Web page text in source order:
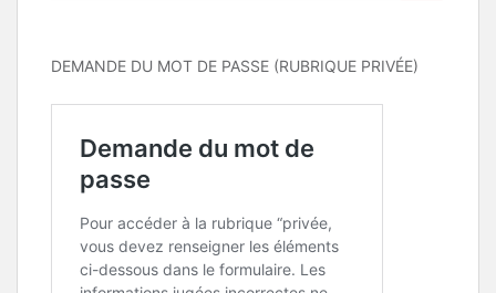
DEMANDE DU MOT DE PASSE (RUBRIQUE PRIVÉE)